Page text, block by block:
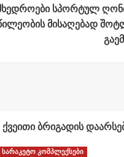
სპორტულ
მისაღებად
ქვეითი ბრიგადის
კომპლექსები